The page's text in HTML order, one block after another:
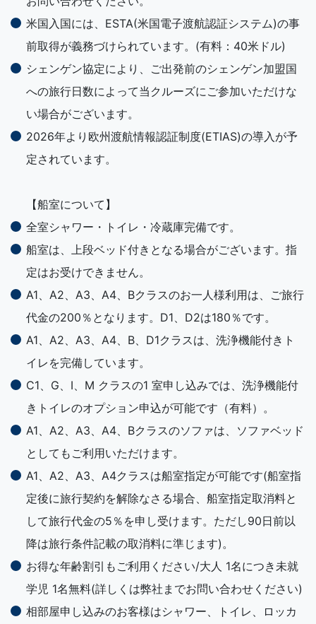
米国入国には、ESTA(米国電子渡航認証システム)の事
前取得が義務づけられています。(有料：40米ドル)
シェンゲン協定により、ご出発前のシェンゲン加盟国
への旅行日数によって当クルーズにご参加いただけな
い場合がございます。
2026年より欧州渡航情報認証制度(ETIAS)の導入が予
定されています。
【船室について】
全室シャワー・トイレ・冷蔵庫完備です。
船室は、上段ベッド付きとなる場合がございます。指
定はお受けできません。
A1、A2、A3、A4、Bクラスのお一人様利用は、ご旅行
代金の200％となります。D1、D2は180％です。
A1、A2、A3、A4、B、D1クラスは、洗浄機能付きト
イレを完備しています。
C1、G、I、M クラスの1 室申し込みでは、洗浄機能付
きトイレのオプション申込が可能です（有料）。
A1、A2、A3、A4、Bクラスのソファは、ソファベッド
としてもご利用いただけます。
A1、A2、A3、A4クラスは船室指定が可能です(船室指
定後に旅行契約を解除なさる場合、船室指定取消料と
して旅行代金の5％を申し受けます。ただし90日前以
降は旅行条件記載の取消料に準じます)。
お得な年齢割引もご利用ください/大人 1名につき未就
学児 1名無料(詳しくは弊社までお問い合わせください)
相部屋申し込みのお客様はシャワー、トイレ、ロッカ